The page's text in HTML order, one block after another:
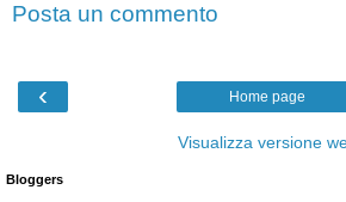
Posta un commento
‹ Home page
Visualizza versione
Bloggers